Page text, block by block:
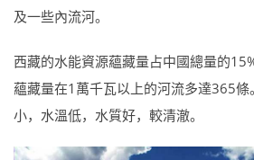
及一些內流河。
西藏的水能資源蘊藏量占中國總量的
蘊藏量在1萬千瓦以上的河流多達365
小，水溫低，水質好，較清澈。